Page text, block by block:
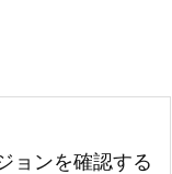
ョンを確認する